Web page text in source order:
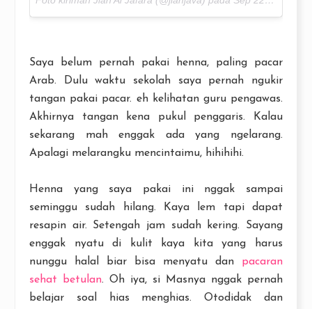
Saya belum pernah pakai henna, paling pacar
Arab. Dulu waktu sekolah saya pernah ngukir
tangan pakai pacar. eh kelihatan guru pengawas.
Akhirnya tangan kena pukul penggaris. Kalau
sekarang mah enggak ada yang ngelarang.
Apalagi melarangku mencintaimu, hihihihi.
Henna yang saya pakai ini nggak sampai
seminggu sudah hilang. Kaya lem tapi dapat
resapin air. Setengah jam sudah kering. Sayang
enggak nyatu di kulit kaya kita yang harus
nunggu halal biar bisa menyatu dan pacaran
sehat betulan. Oh iya, si Masnya nggak pernah
belajar soal hias menghias. Otodidak dan